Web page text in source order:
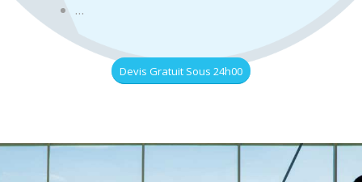
…
Devis Gratuit Sous 24h00